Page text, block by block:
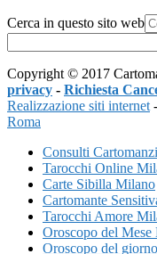
Cerca in questo sito web
Copyright © 2017
privacy - Richiesta
Realizzazione siti internet -
Roma
Consulti
Tarocchi Online
Carte Sibilla Milano
Cartomante
Tarocchi Amore
Oroscopo del Mese
Oroscopo del